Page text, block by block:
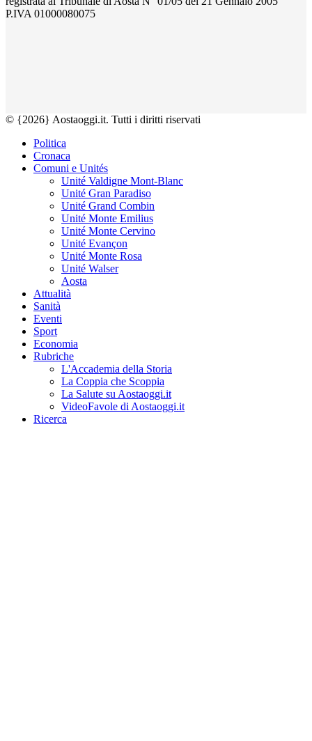
P.IVA 01000080075
© {2026} Aostaoggi.it. Tutti i diritti riservati
Politica
Cronaca
Comuni e Unités
Unité Valdigne Mont-Blanc
Unité Gran Paradiso
Unité Grand Combin
Unité Monte Emilius
Unité Monte Cervino
Unité Evançon
Unité Monte Rosa
Unité Walser
Aosta
Attualità
Sanità
Eventi
Sport
Economia
Rubriche
L'Accademia della Storia
La Coppia che Scoppia
La Salute su Aostaoggi.it
VideoFavole di Aostaoggi.it
Ricerca